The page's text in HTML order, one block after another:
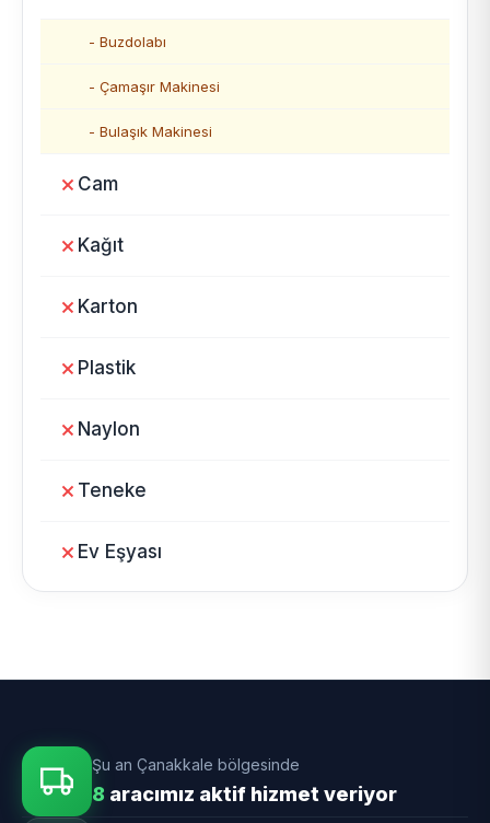
- Buzdolabı
- Çamaşır Makinesi
- Bulaşık Makinesi
Cam
Kağıt
Karton
Plastik
Naylon
Teneke
Ev Eşyası
Şu an Çanakkale bölgesinde
8 aracımız aktif hizmet veriyor